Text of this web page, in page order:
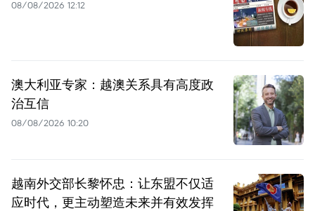
08/08/2026 12:12
澳大利亚专家：越澳关系具有高度政
治互信
08/08/2026 10:20
越南外交部长黎怀忠：让东盟不仅适
应时代，更主动塑造未来并有效发挥